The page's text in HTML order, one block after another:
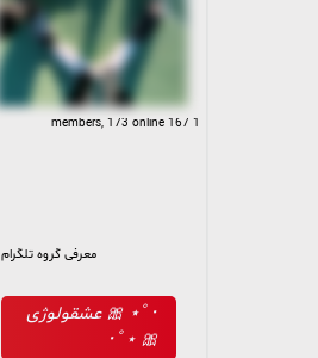
1 167 members, 173 online
معرفی گروه تلگرام
･ﾟ⋆ 🎀 عشقولوژی
🎀 ⋆ﾟ･